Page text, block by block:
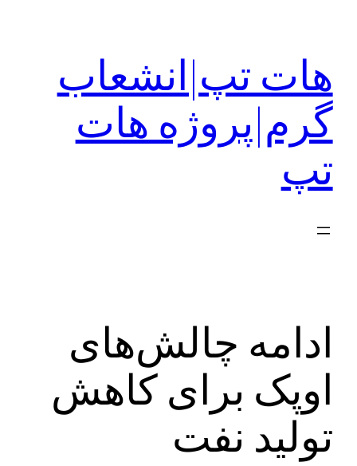
هات تپ|انشعاب
گرم|پروژه هات
تپ
ادامه چالش‌های
اوپک برای کاهش
تولید نفت